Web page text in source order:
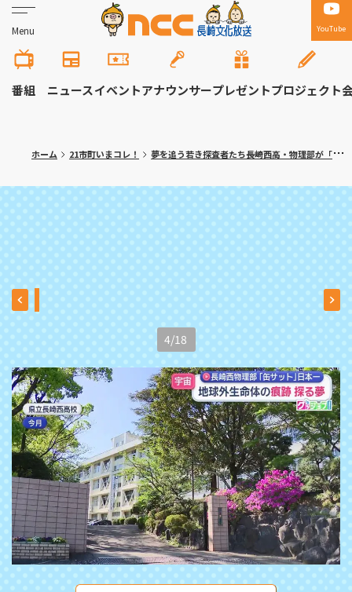
Menu YouTube
番組 ニュースイベントアナウンサープレゼントプロジェクト
ホーム 21市町いまコレ！ 夢を追う若き探査者たち――長崎西高・物理部が「宇宙甲子園」日本一に！
4/18